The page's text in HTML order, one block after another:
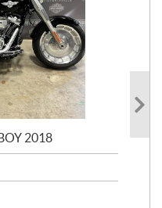
2018